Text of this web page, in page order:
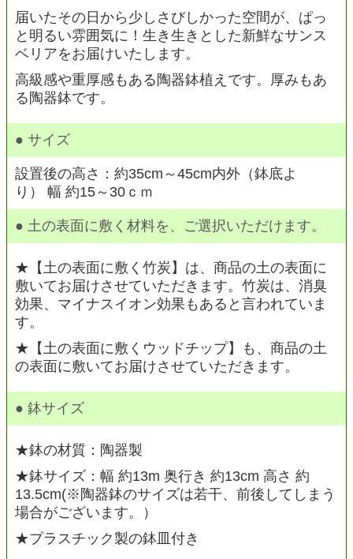
届いたその日から少しさびしかった空間が、ぱっ
と明るい雰囲気に！生き生きとした新鮮なサンス
ベリアをお届けいたします。
高級感や重厚感もある陶器鉢植えです。厚みもあ
る陶器鉢です。
● サイズ
設置後の高さ：約35cm～45cm内外（鉢底よ
り） 幅 約15～30ｃｍ
● 土の表面に敷く材料を、ご選択いただけます。
★【土の表面に敷く竹炭】は、商品の土の表面に
敷いてお届けさせていただきます。竹炭は、消臭
効果、マイナスイオン効果もあると言われていま
す。
★【土の表面に敷くウッドチップ】も、商品の土
の表面に敷いてお届けさせていただきます。
● 鉢サイズ
★鉢の材質：陶器製
★鉢サイズ：幅 約13m 奥行き 約13cm 高さ 約
13.5cm(※陶器鉢のサイズは若干、前後してしまう
場合がございます。）
★プラスチック製の鉢皿付き